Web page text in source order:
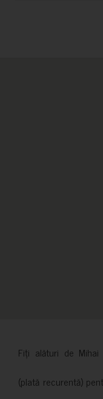
Fiți alături de
(plată recurentă)